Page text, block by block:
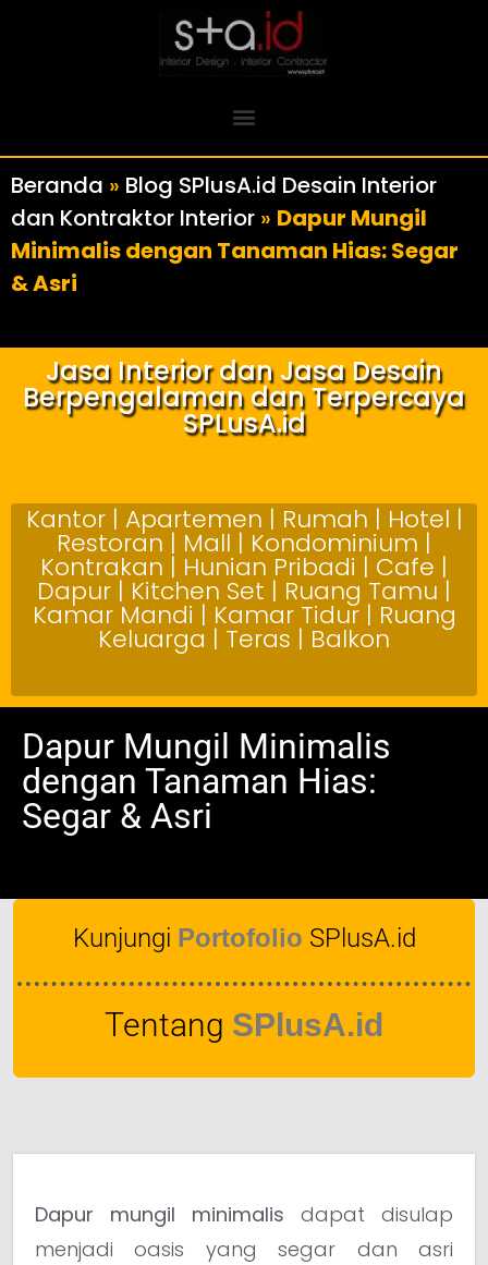
Beranda » Blog SPlusA.id Desain Interior
dan Kontraktor Interior » Dapur Mungil
Minimalis dengan Tanaman Hias: Segar
& Asri
Jasa Interior dan Jasa Desain
Berpengalaman dan Terpercaya
SPLusA.id
Kantor | Apartemen | Rumah | Hotel |
Restoran | Mall | Kondominium |
Kontrakan | Hunian Pribadi | Cafe |
Dapur | Kitchen Set | Ruang Tamu |
Kamar Mandi | Kamar Tidur | Ruang
Keluarga | Teras | Balkon
Dapur Mungil Minimalis
dengan Tanaman Hias:
Segar & Asri
Kunjungi Portofolio SPlusA.id
Tentang SPlusA.id
Dapur mungil minimalis dapat disulap
menjadi oasis yang segar dan asri